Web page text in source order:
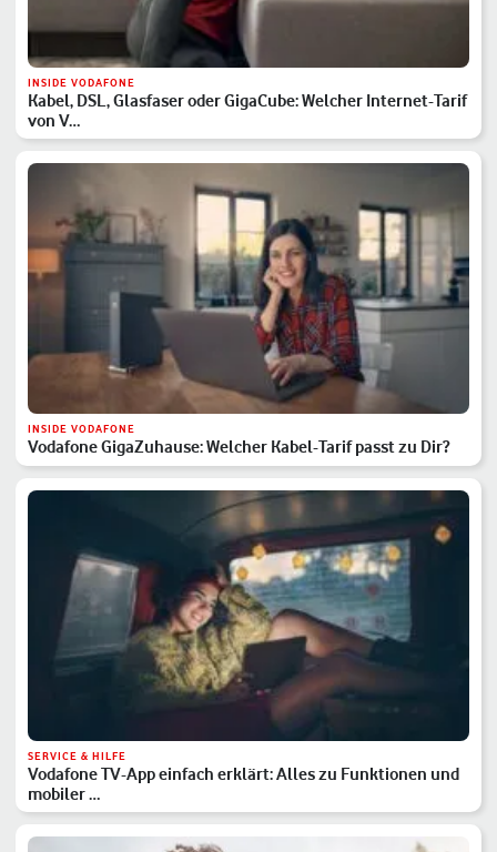
INSIDE VODAFONE
Kabel, DSL, Glasfaser oder GigaCube: Welcher Internet-Tarif
von V…
INSIDE VODAFONE
Vodafone GigaZuhause: Welcher Kabel-Tarif passt zu Dir?
SERVICE & HILFE
Vodafone TV-App einfach erklärt: Alles zu Funktionen und
mobiler …